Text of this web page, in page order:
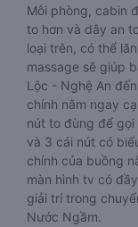
Mỗi phòng, cabin
to hơn và dây an
loại trên, có thể
massage sẽ giúp
Lộc - Nghệ An
chính nằm ngay
nút to đùng để gọi
và 3 cái nút có
chính của buồng
màn hình tv có
giải trí trong
Nước Ngầm.